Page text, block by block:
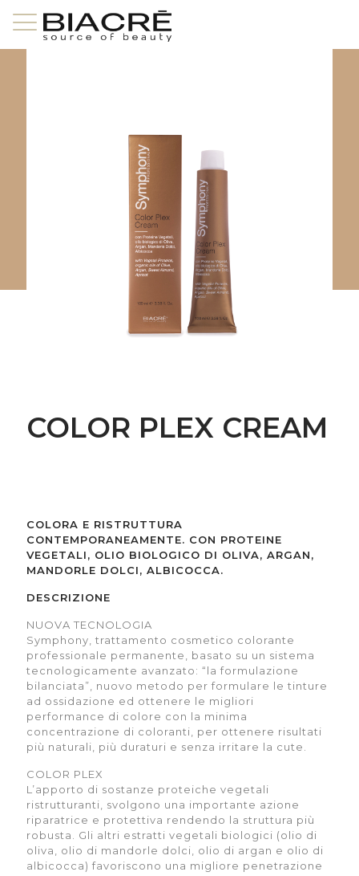
COLOR PLEX CREAM
COLORA E RISTRUTTURA
CONTEMPORANEAMENTE. CON PROTEINE
VEGETALI, OLIO BIOLOGICO DI OLIVA, ARGAN,
MANDORLE DOLCI, ALBICOCCA.
DESCRIZIONE
NUOVA TECNOLOGIA
Symphony, trattamento cosmetico colorante
professionale permanente, basato su un sistema
tecnologicamente avanzato: “la formulazione
bilanciata”, nuovo metodo per formulare le tinture
ad ossidazione ed ottenere le migliori
performance di colore con la minima
concentrazione di coloranti, per ottenere risultati
più naturali, più duraturi e senza irritare la cute.
COLOR PLEX
L’apporto di sostanze proteiche vegetali
ristrutturanti, svolgono una importante azione
riparatrice e protettiva rendendo la struttura più
robusta. Gli altri estratti vegetali biologici (olio di
oliva, olio di mandorle dolci, olio di argan e olio di
albicocca) favoriscono una migliore penetrazione